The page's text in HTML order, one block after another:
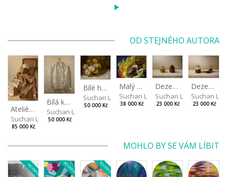
OD STEJNÉHO AUTORA
Ateliérové zátiší
Suchan Leoš
85 000 Kč
Bílá košile
Suchan Leoš
50 000 Kč
Bílé hrozny
Suchan Leoš
50 000 Kč
Malý dialog IV
Suchan Leoš
38 000 Kč
Dezerty
Suchan Leoš
23 000 Kč
Dezert a Superman
Suchan
23 000 Kč
MOHLO BY SE VÁM LÍBIT
NOVINKA NOVINKA NOVINKA